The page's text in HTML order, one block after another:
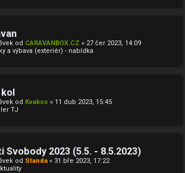
od CARAVANBOX.CZ « 27 čer 2023, 14:09
a výbava (exteriér) - nabídka
od Kvakos « 11 dub 2023, 15:45
TJ
Svobody 2023 (5.5. - 8.5.2023)
od Standa « 31 bře 2023, 17:22